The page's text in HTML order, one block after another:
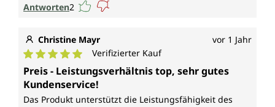
Antworten2
Christine Mayr vor 1 Jahr
Durchschnittliche Bewertung von 5 von 5 Sternen
Verifizierter Kauf
Preis - Leistungsverhältnis top, sehr gutes
Kundenservice!
Das Produkt unterstützt die Leistungsfähigkeit des